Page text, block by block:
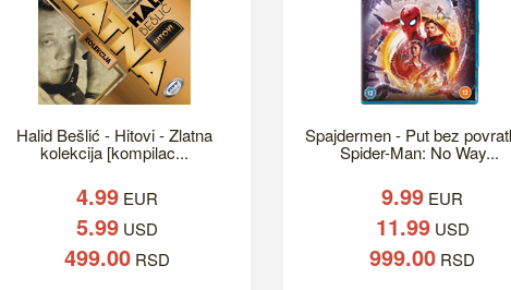
Halid Bešlić - Hitovi - Zlatna
kolekcija [kompilac...
4.99 EUR
5.99 USD
499.00 RSD
Spajdermen - Put bez
Spider-Man: No Way...
9.99 EUR
11.99USD
999.00 RSD